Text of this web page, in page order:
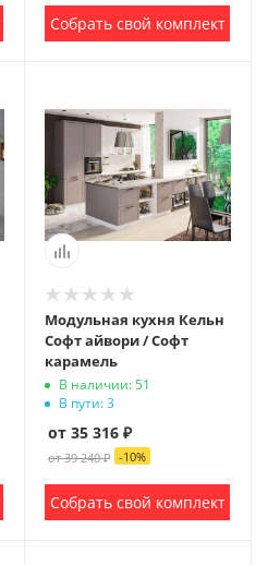
Собрать свой комплект
Модульная кухня Кельн
Софт айвори / Софт
карамель
В наличии: 51
В пути: 3
от 35 316 ₽
от 39 240 ₽ -10%
Собрать свой комплект